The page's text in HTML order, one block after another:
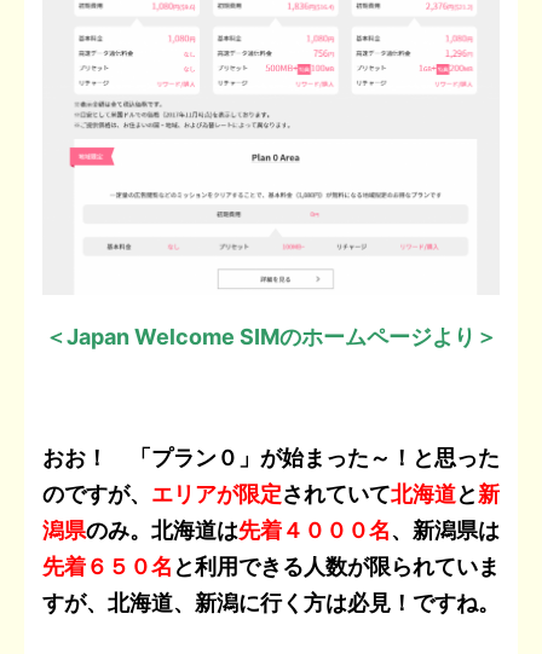
＜Japan Welcome SIMのホームページより＞
おお！ 「プラン０」が始まった～！と思った
のですが、 エリアが限定されていて北海道と新
潟県のみ。北海道は先着４０００名、新潟県は
先着６５０名 と利用できる人数が限られていま
すが、北海道、新潟に行く方は必見！ですね。